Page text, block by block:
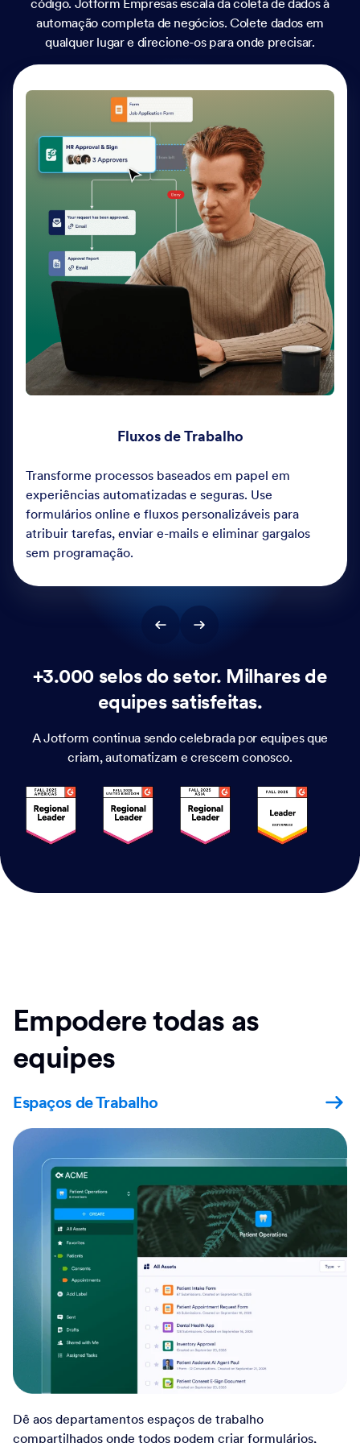
código. Jotform Empresas escala da coleta de dados à
automação completa de negócios. Colete dados em
qualquer lugar e direcione-os para onde precisar.
Fluxos de Trabalho
Transforme processos baseados em papel em
experiências automatizadas e seguras. Use
formulários online e fluxos personalizáveis para
atribuir tarefas, enviar e-mails e eliminar gargalos
sem programação.
+3.000 selos do setor. Milhares de
equipes satisfeitas.
A Jotform continua sendo celebrada por equipes que
criam, automatizam e crescem conosco.
Empodere todas as
equipes
Espaços de Trabalho
Dê aos departamentos espaços de trabalho
compartilhados onde todos podem criar formulários,